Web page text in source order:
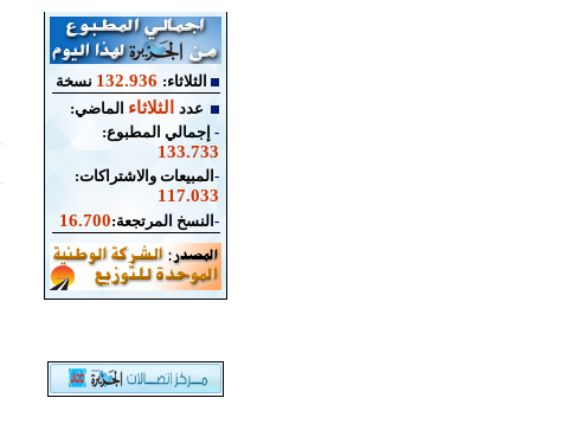
الثلاثاء:
نسخة
عدد الثلاثاء الماضي:
- إجمالي المطبوع:
133.733
- المبيعات والاشتراكات:
117.033
- النسخ المرتجعة: 16.700